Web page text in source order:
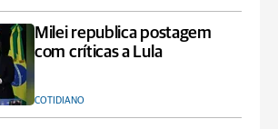
Milei republica postagem
com críticas a Lula
COTIDIANO